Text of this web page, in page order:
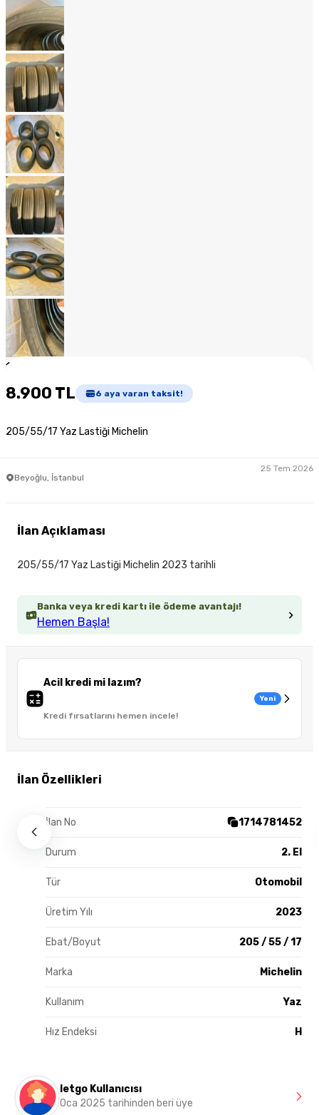
1
8.900 TL 6 aya varan taksit!
205/55/17 Yaz Lastiği Michelin
Beyoğlu, İstanbul
25 Tem 2026
Banka veya kredi kartı ile ödeme avantajı!
Hemen Başla!
Acil kredi mi lazım?
Kredi fırsatlarını hemen incele!
Yeni
İlan Özellikleri
İlan No 1714781452
Durum 2. El
Tür Otomobil
Üretim Yılı 2023
Ebat/Boyut 205 / 55 / 17
Marka Michelin
Kullanım Yaz
Hız Endeksi H
İlan Açıklaması
205/55/17 Yaz Lastiği Michelin 2023 tarihli
letgo Kullanıcısı
Oca 2025 tarihinden beri üye